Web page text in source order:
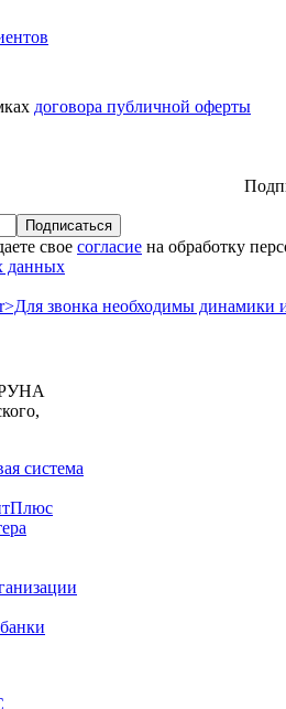
договора публичной оферты
Подписаться
свое согласие на обработку
данных
РУНА
система